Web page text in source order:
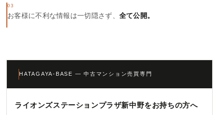
03
お客様に不利な情報は一切隠さず、 全て公開。
HATAGAYA-BASE — 中古マンション売買専門
ライオンズステーションプラザ新中野をお持ちの方へ